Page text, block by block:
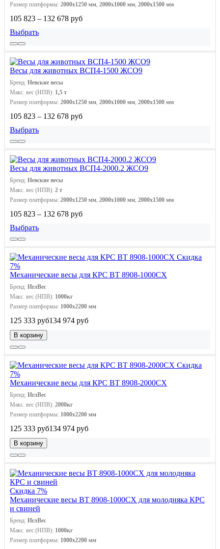
Размер платформы: 2000x1250 мм, 2000х1000 мм, 2000х1500 мм
105 823 – 132 678 руб
Выбрать
Весы для животных ВСП4-1500 ЖСО9
Бренд: Невские весы
Макс. вес (НПВ): 1,5 т
Размер платформы: 2000x1250 мм, 2000х1000 мм, 2000х1500 мм
105 823 – 132 678 руб
Выбрать
Весы для животных ВСП4-2000.2 ЖСО9
Бренд: Невские весы
Макс. вес (НПВ): 2 т
Размер платформы: 2000x1250 мм, 2000х1000 мм, 2000х1500 мм
105 823 – 132 678 руб
Выбрать
Скидка
7%
Механические весы для КРС ВТ 8908-1000СХ
Бренд: ИглВес
Макс. вес (НПВ): 1000кг
Размер платформы: 1000х2200 мм
125 333 руб134 974 руб
В корзину
Скидка
7%
Механические весы для КРС ВТ 8908-2000СХ
Бренд: ИглВес
Макс. вес (НПВ): 2000кг
Размер платформы: 1000х2200 мм
125 333 руб134 974 руб
В корзину
Скидка 7%
Механические весы ВТ 8908-1000СХ для молодняка КРС
и свиней
Бренд: ИглВес
Макс. вес (НПВ): 1000кг
Размер платформы: 1000х2200 мм